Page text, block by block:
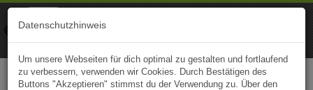
Datenschutzhinweis
Um unsere Webseiten für dich optimal zu gestalten und fortlaufend
zu verbessern, verwenden wir Cookies. Durch Bestätigen des
Buttons "Akzeptieren" stimmst du der Verwendung zu. Über den
Naviki